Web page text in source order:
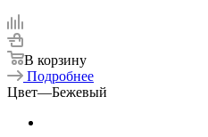
В корзину
Подробнее
Цвет—Бежевый